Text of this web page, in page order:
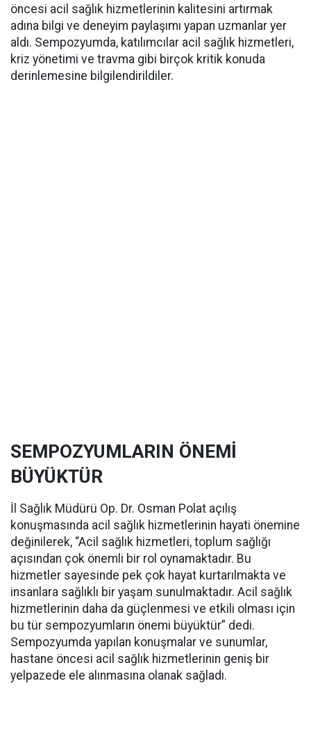
öncesi acil sağlık hizmetlerinin kalitesini artırmak
adına bilgi ve deneyim paylaşımı yapan uzmanlar yer
aldı. Sempozyumda, katılımcılar acil sağlık hizmetleri,
kriz yönetimi ve travma gibi birçok kritik konuda
derinlemesine bilgilendirildiler.
SEMPOZYUMLARIN ÖNEMİ
BÜYÜKTÜR
İl Sağlık Müdürü Op. Dr. Osman Polat açılış
konuşmasında acil sağlık hizmetlerinin hayati önemine
değinilerek, “Acil sağlık hizmetleri, toplum sağlığı
açısından çok önemli bir rol oynamaktadır. Bu
hizmetler sayesinde pek çok hayat kurtarılmakta ve
insanlara sağlıklı bir yaşam sunulmaktadır. Acil sağlık
hizmetlerinin daha da güçlenmesi ve etkili olması için
bu tür sempozyumların önemi büyüktür” dedi.
Sempozyumda yapılan konuşmalar ve sunumlar,
hastane öncesi acil sağlık hizmetlerinin geniş bir
yelpazede ele alınmasına olanak sağladı.